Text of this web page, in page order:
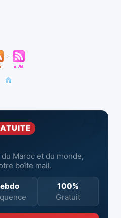
Maroc et du monde,
boîte mail.
100%
Gratuit